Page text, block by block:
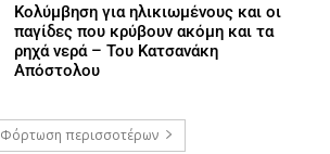
Κολύμβηση για ηλικιωμένους και οι
παγίδες που κρύβουν ακόμη και τα
ρηχά νερά – Του Κατσανάκη
Απόστολου
Φόρτωση περισσοτέρων